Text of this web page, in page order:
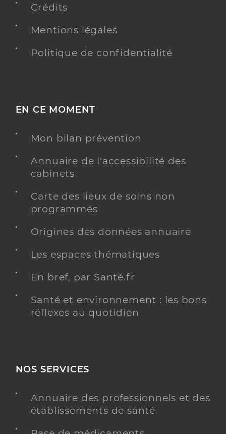
Crédits
Mentions légales
Politique de confidentialité
EN CE MOMENT
Mon bilan prévention
Annuaire de l'accessibilité des
cabinets
Carte des lieux de soins non
programmés
Origines des données annuaire
Les espaces thématiques
En bref, par Santé.fr
Santé et environnement : les bons
réflexes au quotidien
NOS SERVICES
Annuaire des professionnels et des
établissements de santé